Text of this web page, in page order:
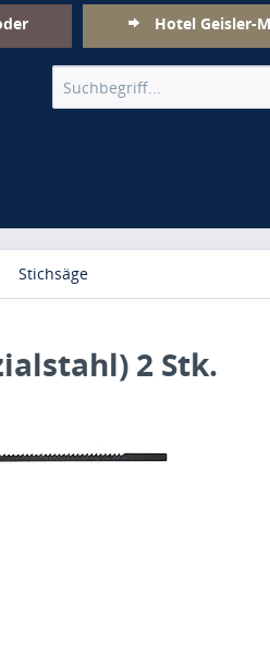
Hotel Geisler-
Stichsäge
2 Stk.